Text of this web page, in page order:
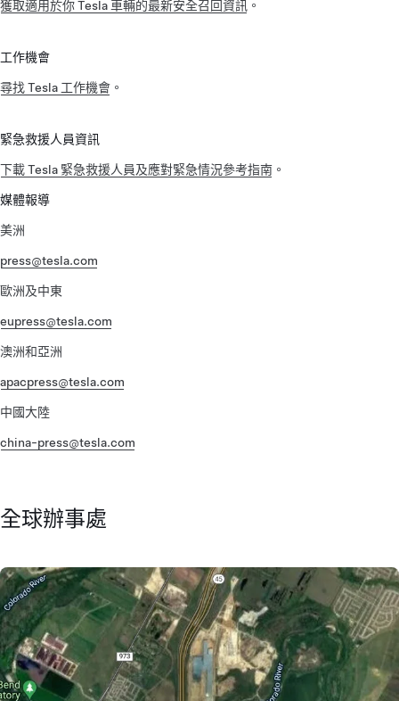
獲取適用於你 Tesla 車輛的最新安全召回資訊 。
工作機會
尋找 Tesla 工作機會 。
緊急救援人員資訊
下載 Tesla 緊急救援人員及應對緊急情況參考指南 。
媒體報導
美洲
press@tesla.com
歐洲及中東
eupress@tesla.com
澳洲和亞洲
apacpress@tesla.com
中國大陸
china-press@tesla.com
全球辦事處